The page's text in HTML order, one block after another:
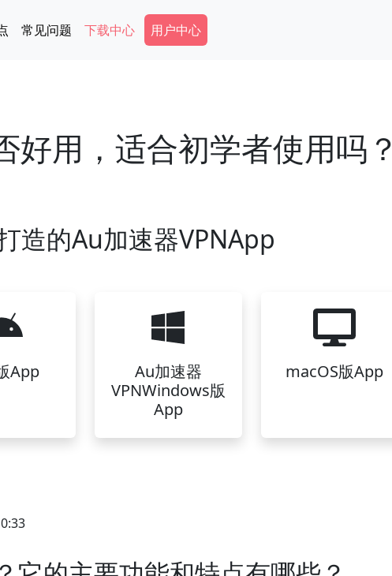
常见问题 下载中心 Secondary Menu
用户中心
好用，适合初学者使用吗？
造的Au加速器VPNApp
App
Au加速器
VPNWindows版
App
macOS版App